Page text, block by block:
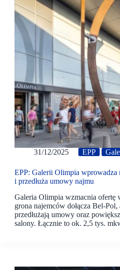
31/12/2025 EPP
EPP: Galerii Olimpia wprowadza
i przedłuża umowy najmu
Galeria Olimpia wzmacnia ofertę
grona najemców dołącza Bel-
przedłużają umowy oraz
salony. Łącznie to ok. 2,5 tys.